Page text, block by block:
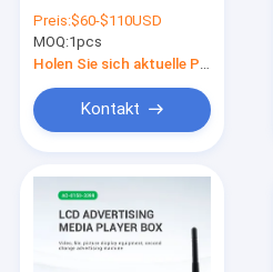
Spieler Android-
digitaler
Beschilderung
Kasten Metall
Preis:$60-$110USD
MOQ:1pcs
Kontakt